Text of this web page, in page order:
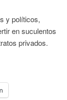
y políticos,
en suculentos
privados.